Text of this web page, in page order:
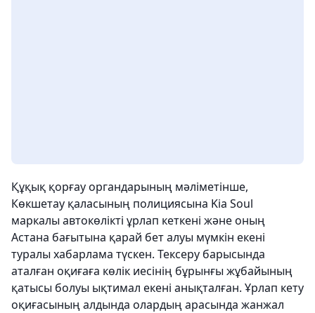
Құқық қорғау органдарының мәліметінше,
Көкшетау қаласының полициясына Kia Soul
маркалы автокөлікті ұрлап кеткені және оның
Астана бағытына қарай бет алуы мүмкін екені
туралы хабарлама түскен. Тексеру барысында
аталған оқиғаға көлік иесінің бұрынғы жұбайының
қатысы болуы ықтимал екені анықталған. Ұрлап кету
оқиғасының алдында олардың арасында жанжал